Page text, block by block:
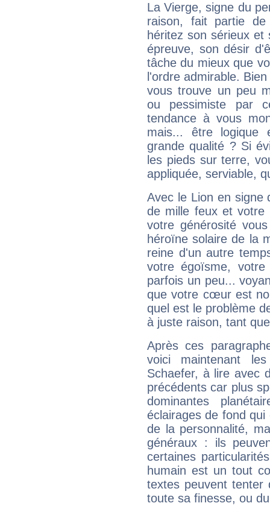
La Vierge, signe du
raison, fait partie
héritez son sérieux
épreuve, son désir
tâche du mieux que
l'ordre admirable.
vous trouve un peu
ou pessimiste par
tendance à vous
mais... être logique
grande qualité ? Si
les pieds sur terre,
appliquée, serviable,
Avec le Lion en signe
de mille feux et votre
votre générosité
héroïne solaire de la
reine d'un autre
votre égoïsme,
parfois un peu...
que votre cœur est
quel est le problème
à juste raison, tant
Après ces
voici maintenant
Schaefer, à lire avec
précédents car plus
dominantes
éclairages de fond
de la personnalité,
généraux : ils
certaines
humain est un tout
textes peuvent tenter
toute sa finesse, ou